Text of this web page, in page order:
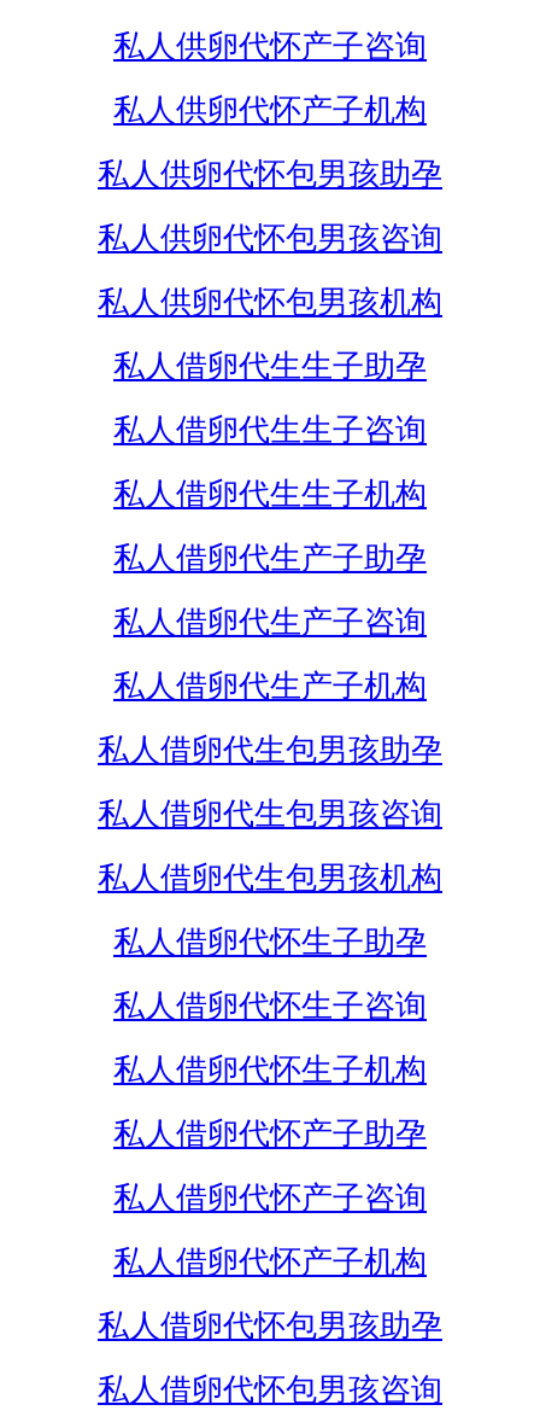
私人供卵代怀产子咨询
私人供卵代怀产子机构
私人供卵代怀包男孩助孕
私人供卵代怀包男孩咨询
私人供卵代怀包男孩机构
私人借卵代生生子助孕
私人借卵代生生子咨询
私人借卵代生生子机构
私人借卵代生产子助孕
私人借卵代生产子咨询
私人借卵代生产子机构
私人借卵代生包男孩助孕
私人借卵代生包男孩咨询
私人借卵代生包男孩机构
私人借卵代怀生子助孕
私人借卵代怀生子咨询
私人借卵代怀生子机构
私人借卵代怀产子助孕
私人借卵代怀产子咨询
私人借卵代怀产子机构
私人借卵代怀包男孩助孕
私人借卵代怀包男孩咨询